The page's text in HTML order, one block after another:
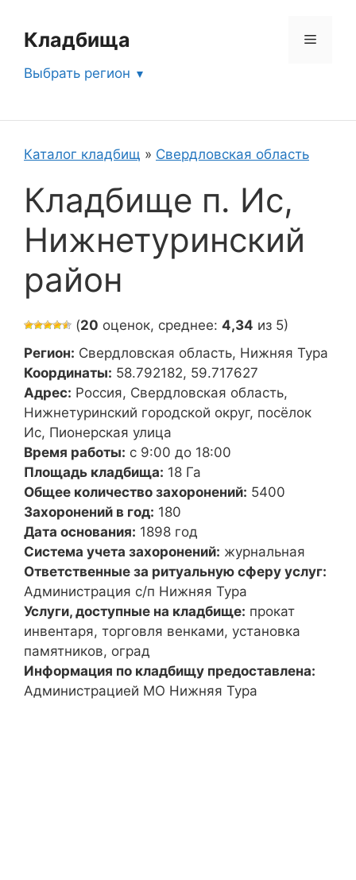
содержимому
Кладбища Меню
Выбрать регион
Каталог кладбищ » Свердловская область
Кладбище п. Ис,
Нижнетуринский
район
(20 оценок, среднее: 4,34 из 5)
Регион: Свердловская область, Нижняя Тура
Координаты: 58.792182, 59.717627
Адрес: Россия, Свердловская область,
Нижнетуринский городской округ, посёлок
Ис, Пионерская улица
Время работы: с 9:00 до 18:00
Площадь кладбища: 18 Га
Общее количество захоронений: 5400
Захоронений в год: 180
Дата основания: 1898 год
Система учета захоронений: журнальная
Ответственные за ритуальную сферу услуг:
Администрация с/п Нижняя Тура
Услуги, доступные на кладбище: прокат
инвентаря, торговля венками, установка
памятников, оград
Информация по кладбищу предоставлена:
Администрацией МО Нижняя Тура